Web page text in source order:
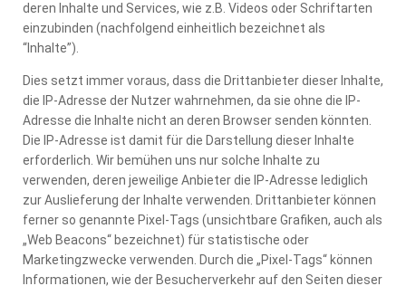
deren Inhalte und Services, wie z.B. Videos oder Schriftarten
einzubinden (nachfolgend einheitlich bezeichnet als
“Inhalte”).
Dies setzt immer voraus, dass die Drittanbieter dieser Inhalte,
die IP-Adresse der Nutzer wahrnehmen, da sie ohne die IP-
Adresse die Inhalte nicht an deren Browser senden könnten.
Die IP-Adresse ist damit für die Darstellung dieser Inhalte
erforderlich. Wir bemühen uns nur solche Inhalte zu
verwenden, deren jeweilige Anbieter die IP-Adresse lediglich
zur Auslieferung der Inhalte verwenden. Drittanbieter können
ferner so genannte Pixel-Tags (unsichtbare Grafiken, auch als
„Web Beacons“ bezeichnet) für statistische oder
Marketingzwecke verwenden. Durch die „Pixel-Tags“ können
Informationen, wie der Besucherverkehr auf den Seiten dieser